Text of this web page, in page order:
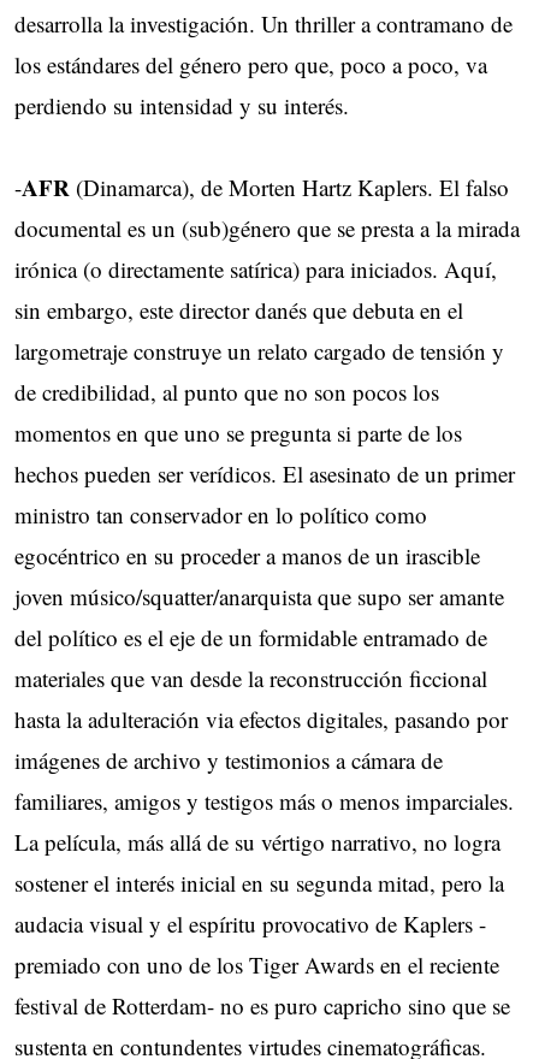
desarrolla la investigación. Un thriller a contramano de
los estándares del género pero que, poco a poco, va
perdiendo su intensidad y su interés.
-AFR (Dinamarca), de Morten Hartz Kaplers. El falso
documental es un (sub)género que se presta a la mirada
irónica (o directamente satírica) para iniciados. Aquí,
sin embargo, este director danés que debuta en el
largometraje construye un relato cargado de tensión y
de credibilidad, al punto que no son pocos los
momentos en que uno se pregunta si parte de los
hechos pueden ser verídicos. El asesinato de un primer
ministro tan conservador en lo político como
egocéntrico en su proceder a manos de un irascible
joven músico/squatter/anarquista que supo ser amante
del político es el eje de un formidable entramado de
materiales que van desde la reconstrucción ficcional
hasta la adulteración via efectos digitales, pasando por
imágenes de archivo y testimonios a cámara de
familiares, amigos y testigos más o menos imparciales.
La película, más allá de su vértigo narrativo, no logra
sostener el interés inicial en su segunda mitad, pero la
audacia visual y el espíritu provocativo de Kaplers -
premiado con uno de los Tiger Awards en el reciente
festival de Rotterdam- no es puro capricho sino que se
sustenta en contundentes virtudes cinematográficas.